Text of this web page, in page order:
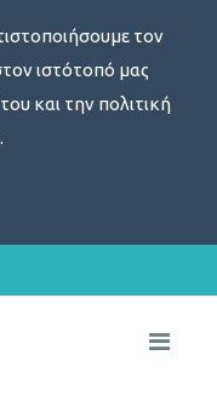
τον
ιστότοπό μας
και την πολιτική